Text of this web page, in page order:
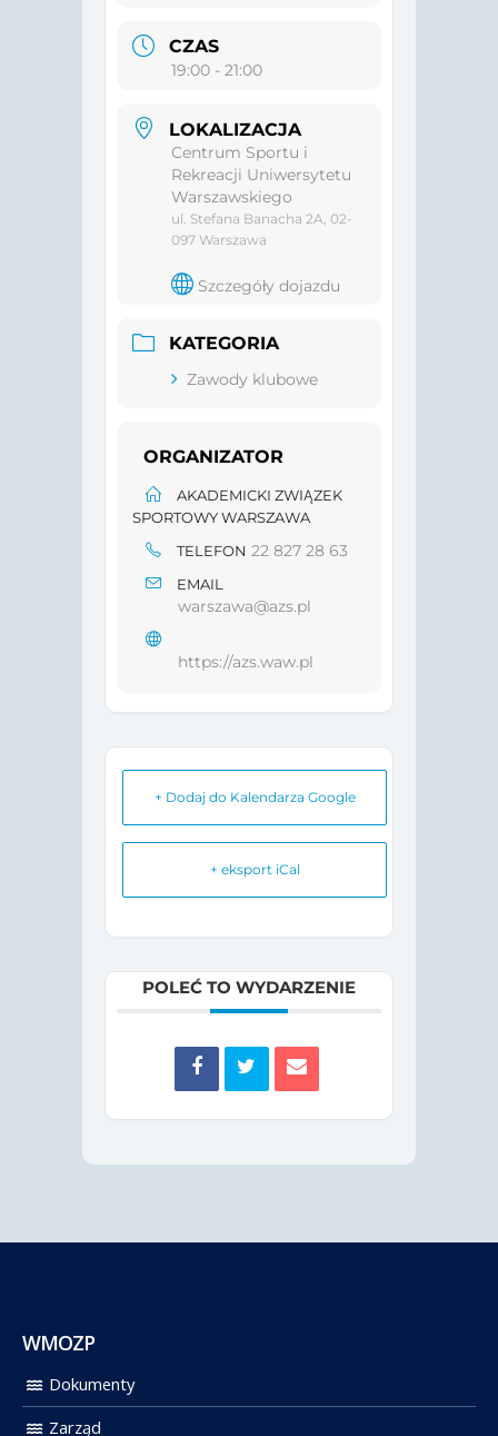
CZAS
19:00 - 21:00
LOKALIZACJA
Centrum Sportu i
Rekreacji Uniwersytetu
Warszawskiego
ul. Stefana Banacha 2A, 02-
097 Warszawa
Szczegóły dojazdu
KATEGORIA
Zawody klubowe
ORGANIZATOR
AKADEMICKI ZWIĄZEK
SPORTOWY WARSZAWA
TELEFON 22 827 28 63
EMAIL
warszawa@azs.pl
https://azs.waw.pl
+ Dodaj do Kalendarza Google
+ eksport iCal
POLEĆ TO WYDARZENIE
WMOZP
Dokumenty
Zarząd